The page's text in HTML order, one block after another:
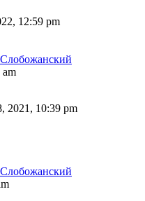
12:59 pm
Слобожанский
am
2021, 10:39 pm
Слобожанский